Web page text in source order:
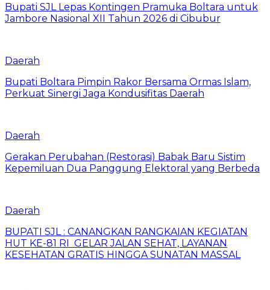
Bupati SJL Lepas Kontingen Pramuka Boltara untuk
Jambore Nasional XII Tahun 2026 di Cibubur
Daerah
Bupati Boltara Pimpin Rakor Bersama Ormas Islam,
Perkuat Sinergi Jaga Kondusifitas Daerah
Daerah
Gerakan Perubahan (Restorasi) Babak Baru Sistim
Kepemiluan Dua Panggung Elektoral yang Berbeda
Daerah
BUPATI SJL : CANANGKAN RANGKAIAN KEGIATAN
HUT KE-81 RI GELAR JALAN SEHAT, LAYANAN
KESEHATAN GRATIS HINGGA SUNATAN MASSAL